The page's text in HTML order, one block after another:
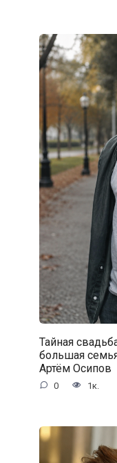
Тайная
большая
Артём Осипов
0 1к.